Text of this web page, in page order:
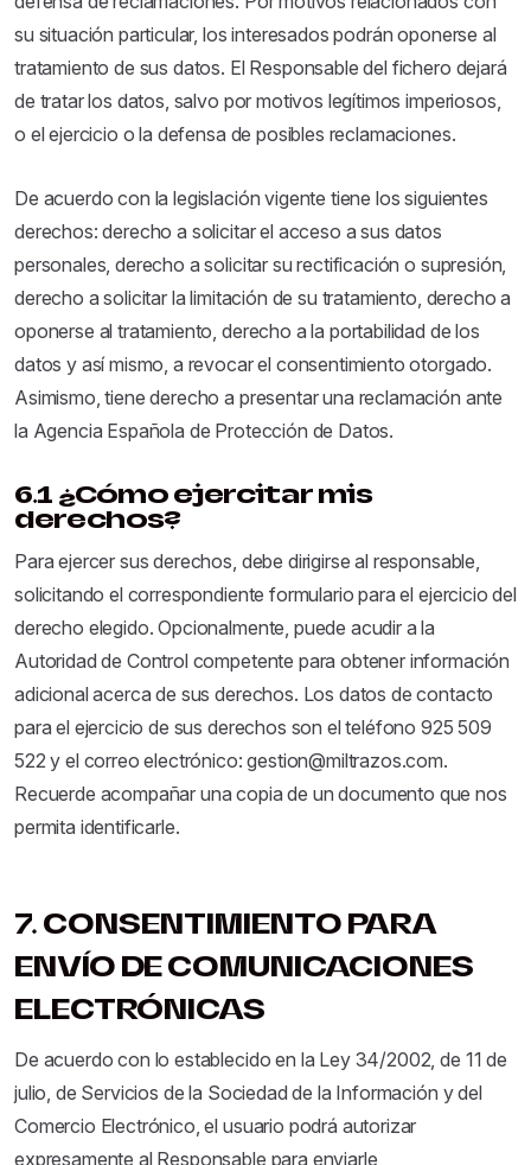
su situación particular, los interesados podrán oponerse al
tratamiento de sus datos. El Responsable del fichero dejará
de tratar los datos, salvo por motivos legítimos imperiosos,
o el ejercicio o la defensa de posibles reclamaciones.
De acuerdo con la legislación vigente tiene los siguientes
derechos: derecho a solicitar el acceso a sus datos
personales, derecho a solicitar su rectificación o supresión,
derecho a solicitar la limitación de su tratamiento, derecho a
oponerse al tratamiento, derecho a la portabilidad de los
datos y así mismo, a revocar el consentimiento otorgado.
Asimismo, tiene derecho a presentar una reclamación ante
la Agencia Española de Protección de Datos.
6.1 ¿Cómo ejercitar mis
derechos?
Para ejercer sus derechos, debe dirigirse al responsable,
solicitando el correspondiente formulario para el ejercicio del
derecho elegido. Opcionalmente, puede acudir a la
Autoridad de Control competente para obtener información
adicional acerca de sus derechos. Los datos de contacto
para el ejercicio de sus derechos son el teléfono 925 509
522 y el correo electrónico: gestion@miltrazos.com.
Recuerde acompañar una copia de un documento que nos
permita identificarle.
7. CONSENTIMIENTO PARA
ENVÍO DE COMUNICACIONES
ELECTRÓNICAS
De acuerdo con lo establecido en la Ley 34/2002, de 11 de
julio, de Servicios de la Sociedad de la Información y del
Comercio Electrónico, el usuario podrá autorizar
expresamente al Responsable para enviarle